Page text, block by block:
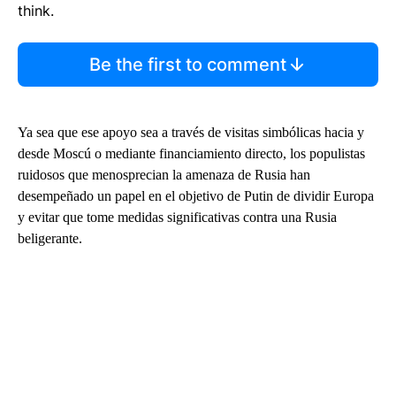
think.
Be the first to comment
Ya sea que ese apoyo sea a través de visitas simbólicas hacia y
desde Moscú o mediante financiamiento directo, los populistas
ruidosos que menosprecian la amenaza de Rusia han
desempeñado un papel en el objetivo de Putin de dividir Europa
y evitar que tome medidas significativas contra una Rusia
beligerante.